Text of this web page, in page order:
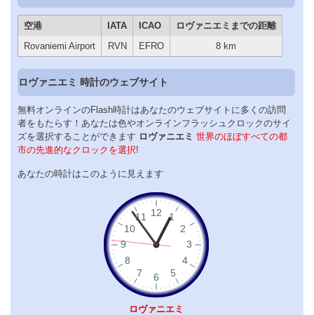
空港 IATA ICAO
ロヴァニエミまでの距離
Rovaniemi Airport
RVN EFRO 8 km
ロヴァニエミ 時計のウェブサイト
無料オンラインのFlash時計はあなたのウェブサイトに多くの訪問
者をもたらす！あなたは色やオンラインフラッシュクロックのサイ
ズを選択することができます ロヴァニエミ 世界のほぼすべての都
市の先進的なクロックを選択!
あなたの時計はこのように見えます
ロヴァニエミ